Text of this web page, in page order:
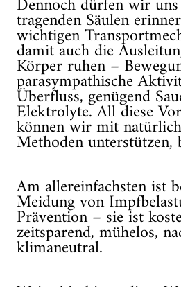
tragenden Säulen
wichtigen
damit auch die
Körper ruhen –
parasympathische
Überfluss, genügend
Elektrolyte. All diese
können wir mit
Methoden unterstützen,
Am allereinfachsten ist
Meidung von
Prävention – sie ist
zeitsparend, mühelos,
klimaneutral.